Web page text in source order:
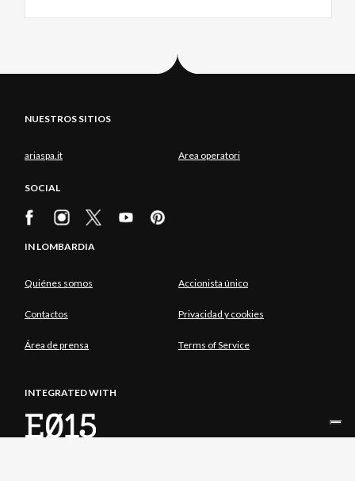
NUESTROS SITIOS
ariaspa.it Area operatori
SOCIAL
IN LOMBARDIA
Quiénes somos Accionista único
Contactos Privacidad y cookies
Área de prensa Terms of Service
INTEGRATED WITH